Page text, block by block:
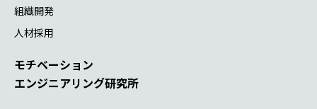
組織開発
人材採用
モチベーション
エンジニアリング研究所